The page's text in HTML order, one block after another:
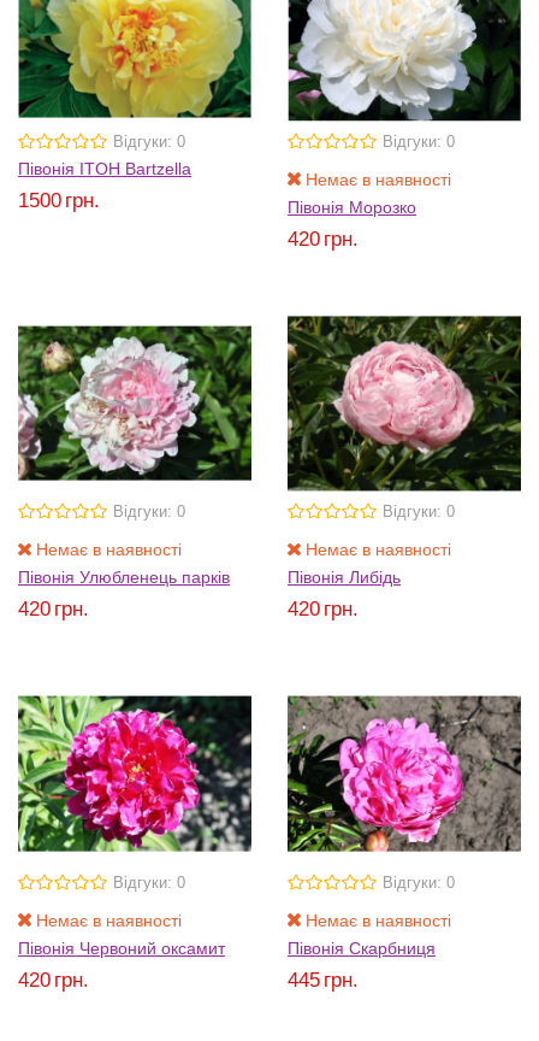
Відгуки: 0
Півонія ITOH Bartzella
1500 грн.
Відгуки: 0
Немає в наявності
Півонія Морозко
420 грн.
Відгуки: 0
Немає в наявності
Півонія Улюбленець парків
420 грн.
Відгуки: 0
Немає в наявності
Півонія Либідь
420 грн.
Відгуки: 0
Немає в наявності
Півонія Червоний оксамит
420 грн.
Відгуки: 0
Немає в наявності
Півонія Скарбниця
445 грн.